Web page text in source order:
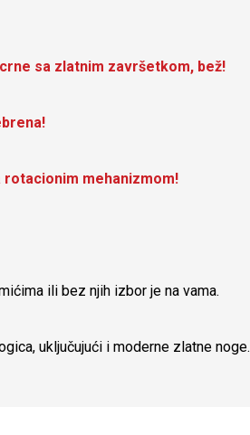
sa zlatnim završetkom, bež!
rotacionim mehanizmom!
ili bez njih izbor je na vama.
uključujući i moderne zlatne noge.